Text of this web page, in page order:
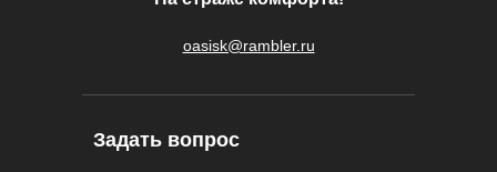
oasisk@rambler.ru
Задать вопрос